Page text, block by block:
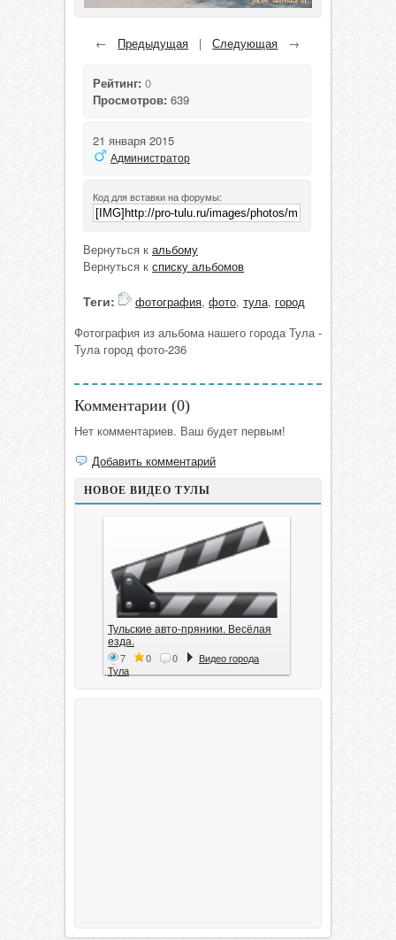
← Предыдущая |Следующая →
Рейтинг: 0
Просмотров: 639
21 января 2015
Администратор
Код для вставки на форумы:
Вернуться к альбому
Вернуться к списку альбомов
Теги: фотография, фото, тула, город
Фотография из альбома нашего города Тула -
Тула город фото-236
Комментарии (0)
Нет комментариев. Ваш будет первым!
Добавить комментарий
НОВОЕ ВИДЕО ТУЛЫ
Тульские авто-пряники. Весёлая
езда.
7 0 0
Видео города
Тула